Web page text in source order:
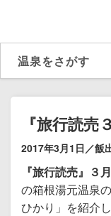
『旅行読
2017年3月1日／飯
『旅行読売』３
の箱根湯元温泉
ひかり」を紹介